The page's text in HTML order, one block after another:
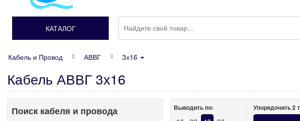
КАТАЛОГ
Кабель и Провод АВВГ 3х16
Кабель АВВГ 3х16
Поиск кабеля и провода Выводить по: Упорядочить2